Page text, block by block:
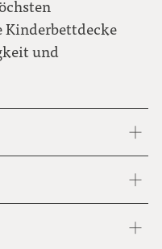
Kinderbettdecke
und